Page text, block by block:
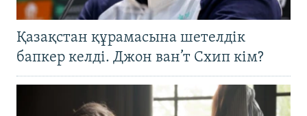
Қазақстан құрамасына шетелдік
бапкер келді. Джон ван’т Схип кім?